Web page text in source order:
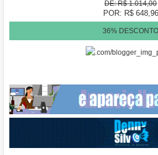
DE: R$ 1.014,00
POR: R$ 648,96
36% DESCONTO